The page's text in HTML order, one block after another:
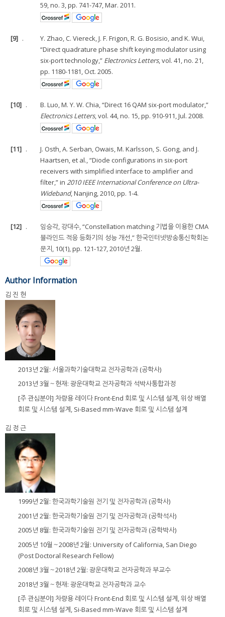
59, no. 3, pp. 741-747, Mar. 2011.
[9] .
Y. Zhao, C. Viereck, J. F. Frigon, R. G. Bosisio, and K. Wui,
“Direct quadrature phase shift keying modulator using
six-port technology,” Electronics Letters, vol. 41, no. 21,
pp. 1180-1181, Oct. 2005.
[10] .
B. Luo, M. Y. W. Chia, “Direct 16 QAM six-port modulator,”
Electronics Letters, vol. 44, no. 15, pp. 910-911, Jul. 2008.
[11] .
J. Osth, A. Serban, Owais, M. Karlsson, S. Gong, and J.
Haartsen, et al., “Diode configurations in six-port
receivers with simplified interface to amplifier and
filter,” in2010 IEEE International Conference on Ultra-
Wideband, Nanjing, 2010, pp. 1-4.
[12] .
임승각, 강대수, “Constellation matching 기법을 이용한 CMA
블라인드 적응 등화기의 성능 개선,” 한국인터넷방송통신학회논
문지, 10(1), pp. 121-127, 2010년 2월.
Author Information
김 진 현
2013년 2월: 서울과학기술대학교 전자공학과 (공학사)
2013년 3월～현재: 광운대학교 전자공학과 석박사통합과정
[주 관심분야] 차량용 레이다 Front-End 회로 및 시스템 설계, 위상 배열
회로 및 시스템 설계, Si-Based mm-Wave 회로 및 시스템 설계
김 정 근
1999년 2월: 한국과학기술원 전기 및 전자공학과 (공학사)
2001년 2월: 한국과학기술원 전기 및 전자공학과 (공학석사)
2005년 8월: 한국과학기술원 전기 및 전자공학과 (공학박사)
2005년 10월～2008년 2월: University of California, San Diego
(Post Doctoral Research Fellow)
2008년 3월～2018년 2월: 광운대학교 전자공학과 부교수
2018년 3월～현재: 광운대학교 전자공학과 교수
[주 관심분야] 차량용 레이다 Front-End 회로 및 시스템 설계, 위상 배열
회로 및 시스템 설계, Si-Based mm-Wave 회로 및 시스템 설계